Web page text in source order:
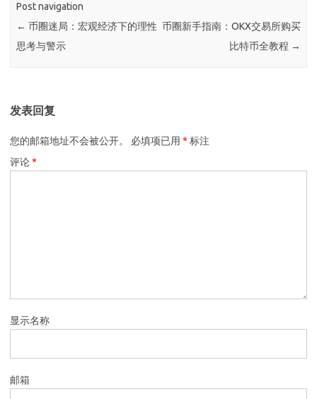
Post navigation
← 币圈迷局：宏观经济下的理性
思考与警示
币圈新手指南：OKX交易所购买
比特币全教程 →
发表回复
您的邮箱地址不会被公开。 必填项已用 * 标注
评论*
显示名称
邮箱